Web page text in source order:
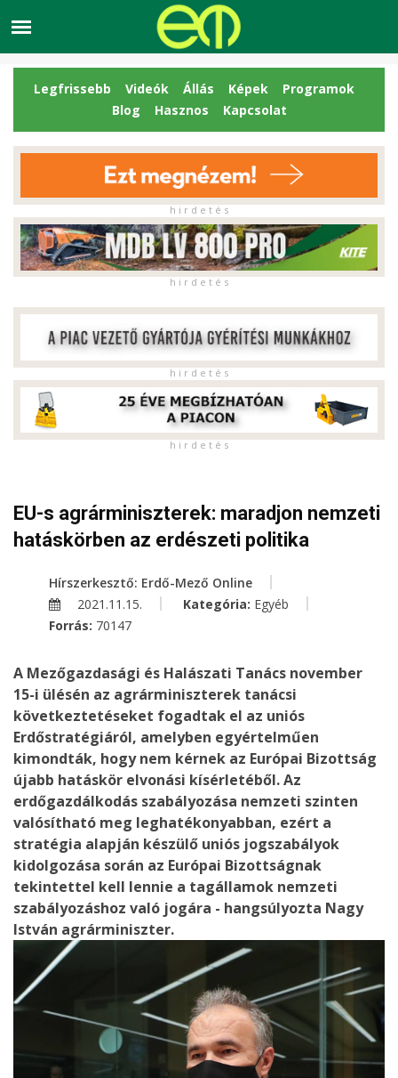
Legfrissebb Videók Állás Képek
Programok
Blog
Hasznos Kapcsolat
h i r d e t é s
h i r d e t é s
h i r d e t é s
h i r d e t é s
EU-s agrárminiszterek: maradjon nemzeti
hatáskörben az erdészeti politika
Hírszerkesztő: Erdő-Mező Online
2021.11.15.
Kategória: Egyéb
Forrás: 70147
A Mezőgazdasági és Halászati Tanács november
15-i ülésén az agrárminiszterek tanácsi
következtetéseket fogadtak el az uniós
Erdőstratégiáról, amelyben egyértelműen
kimondták, hogy nem kérnek az Európai Bizottság
újabb hatáskör elvonási kísérletéből. Az
erdőgazdálkodás szabályozása nemzeti szinten
valósítható meg leghatékonyabban, ezért a
stratégia alapján készülő uniós jogszabályok
kidolgozása során az Európai Bizottságnak
tekintettel kell lennie a tagállamok nemzeti
szabályozáshoz való jogára - hangsúlyozta Nagy
István agrárminiszter.